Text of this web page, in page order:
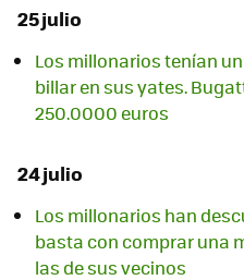
25 julio
Los millonarios tenían
billar en sus yates.
250.0000 euros
24 julio
Los millonarios han
basta con comprar una
las de sus vecinos